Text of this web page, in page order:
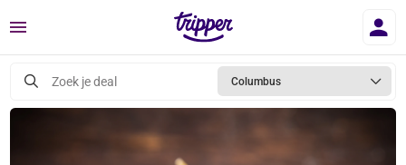
Menu
Zoek je deal Columbus